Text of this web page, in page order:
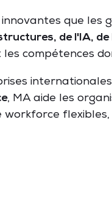
que
de l'IA, de
compétences
, MA aide les